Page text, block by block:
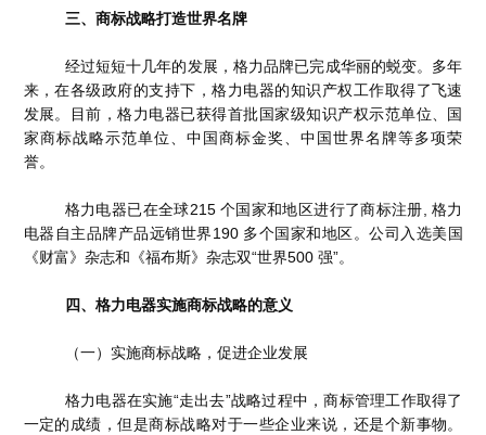
三、商标战略打造世界名牌
经过短短十几年的发展，格力品牌已完成华丽的蜕变。多年
来，在各级政府的支持下，格力电器的知识产权工作取得了飞速
发展。目前，格力电器已获得首批国家级知识产权示范单位、国
家商标战略示范单位、中国商标金奖、中国世界名牌等多项荣
誉。
格力电器已在全球215 个国家和地区进行了商标注册, 格力
电器自主品牌产品远销世界190 多个国家和地区。公司入选美国
《财富》杂志和《福布斯》杂志双“世界500 强”。
四、格力电器实施商标战略的意义
（一）实施商标战略，促进企业发展
格力电器在实施“走出去”战略过程中，商标管理工作取得了
一定的成绩，但是商标战略对于一些企业来说，还是个新事物。